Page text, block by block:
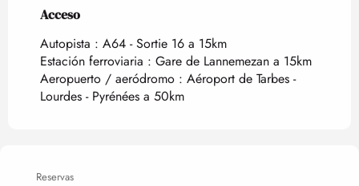
Acceso
Acceso
Autopista : A64 - Sortie 16 a 15km
Estación ferroviaria : Gare de Lannemezan a 15km
Aeropuerto / aeródromo : Aéroport de Tarbes -
Lourdes - Pyrénées a 50km
Reservas